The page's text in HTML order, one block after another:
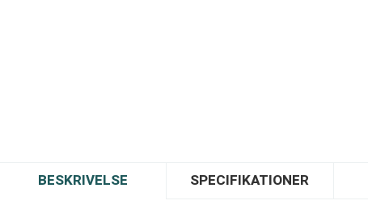
BESKRIVELSE SPECIFIKATIONER